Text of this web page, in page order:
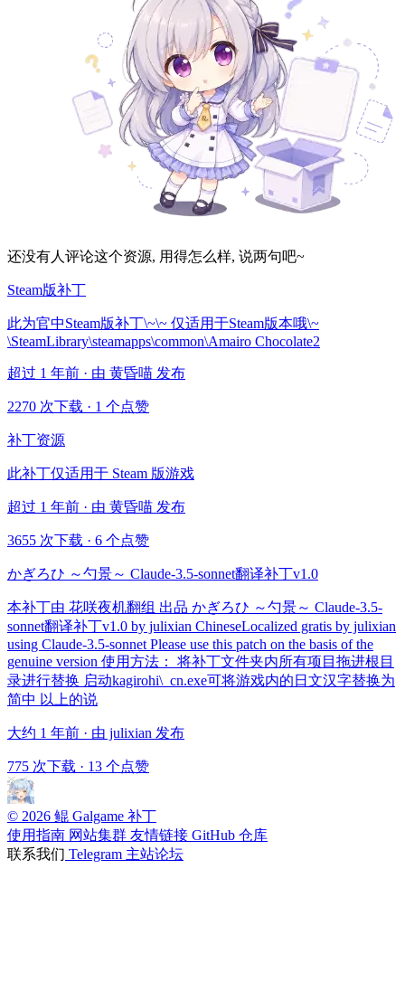
还没有人评论这个资源, 用得怎么样, 说两句吧~
Steam版补丁
此为官中Steam版补丁\~\~ 仅适用于Steam版本哦\~
\SteamLibrary\steamapps\common\Amairo Chocolate2
超过 1 年前 · 由 黄昏喵 发布
2270 次下载 · 1 个点赞
补丁资源
此补丁仅适用于 Steam 版游戏
超过 1 年前 · 由 黄昏喵 发布
3655 次下载 · 6 个点赞
かぎろひ ～勺景～ Claude-3.5-sonnet翻译补丁v1.0
本补丁由 花咲夜机翻组 出品 かぎろひ ～勺景～ Claude-3.5-
sonnet翻译补丁v1.0 by julixian ChineseLocalized gratis by julixian
using Claude-3.5-sonnet Please use this patch on the basis of the
genuine version 使用方法： 将补丁文件夹内所有项目拖进根目
录进行替换 启动kagirohi\_cn.exe可将游戏内的日文汉字替换为
简中 以上的说
大约 1 年前 · 由 julixian 发布
775 次下载 · 13 个点赞
© 2026 鲲 Galgame 补丁
使用指南 网站集群 友情链接 GitHub 仓库
联系我们 Telegram 主站论坛